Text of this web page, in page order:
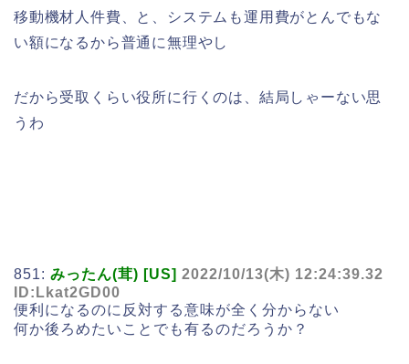
移動機材人件費、と、システムも運用費がとんでもな
い額になるから普通に無理やし
だから受取くらい役所に行くのは、結局しゃーない思
うわ
851: みったん(茸) [US] 2022/10/13(木) 12:24:39.32
ID:Lkat2GD00
便利になるのに反対する意味が全く分からない
何か後ろめたいことでも有るのだろうか？